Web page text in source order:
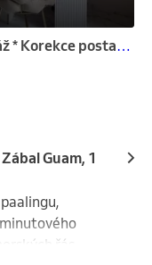
Bare Body Beauty: Depilace * Masáž * Korekce postavy * Manikúra
Guam, 1
řás